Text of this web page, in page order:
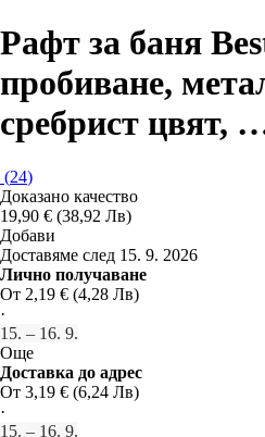
Рафт за баня
пробиване,
сребрист цвят,
(24)
Доказано качество
19,90 € (38,92 Лв)
Добави
Доставяме след 15. 9. 2026
Лично получаване
От 2,19 € (4,28 Лв)
·
15. – 16. 9.
Още
Доставка до адрес
От 3,19 € (6,24 Лв)
·
15. – 16. 9.